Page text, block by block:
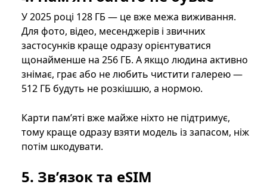
У 2025 році 128 ГБ — це вже межа виживання.
Для фото, відео, месенджерів і звичних
застосунків краще одразу орієнтуватися
щонайменше на 256 ГБ. А якщо людина активно
знімає, грає або не любить чистити галерею —
512 ГБ будуть не розкішшю, а нормою.
Карти пам’яті вже майже ніхто не підтримує,
тому краще одразу взяти модель із запасом, ніж
потім шкодувати.
5. Зв’язок та eSIM